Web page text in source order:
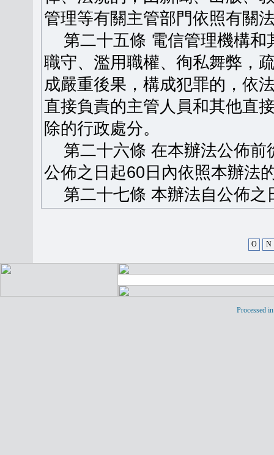
管理等有關主管部門依照有關
第二十五條 電信管理機構和
職守、濫用職權、徇私舞弊，
成嚴重後果，構成犯罪的，依
直接負責的主管人員和其他直
除的行政處分。
第二十六條 在本辦法公佈前
公佈之日起60日內依照本辦法
第二十七條 本辦法自公佈之
O N
Processed